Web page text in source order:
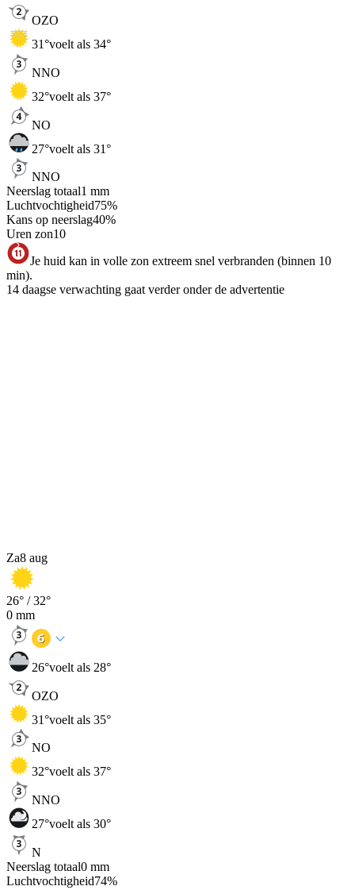
OZO
31°voelt als 34°
NNO
32°voelt als 37°
NO
27°voelt als 31°
NNO
Neerslag totaal1 mm
Luchtvochtigheid75%
Kans op neerslag40%
Uren zon10
Je huid kan in volle zon extreem snel verbranden (binnen 10
min).
14 daagse verwachting gaat verder onder de advertentie
Za8 aug
26° /32°
0 mm
26°voelt als 28°
OZO
31°voelt als 35°
NO
32°voelt als 37°
NNO
27°voelt als 30°
N
Neerslag totaal0 mm
Luchtvochtigheid74%